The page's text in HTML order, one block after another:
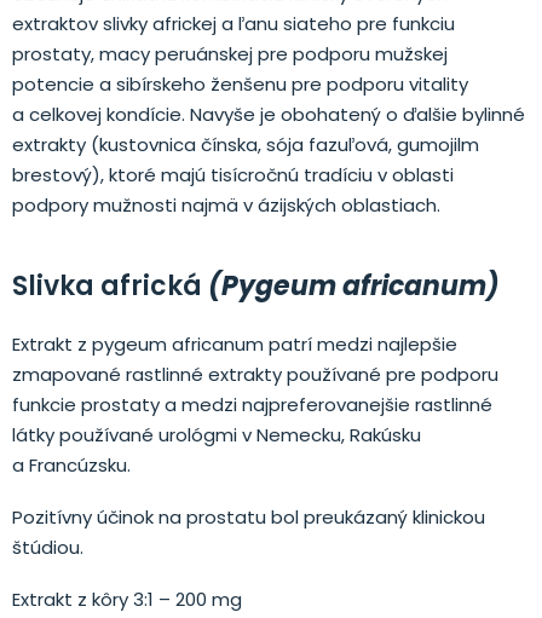
extraktov slivky africkej a ľanu siateho pre funkciu
prostaty, macy peruánskej pre podporu mužskej
potencie a sibírskeho ženšenu pre podporu vitality
a celkovej kondície. Navyše je obohatený o ďalšie bylinné
extrakty (kustovnica čínska, sója fazuľová, gumojilm
brestový), ktoré majú tisícročnú tradíciu v oblasti
podpory mužnosti najmä v ázijských oblastiach.
Slivka africká (Pygeum africanum)
Extrakt z pygeum africanum patrí medzi najlepšie
zmapované rastlinné extrakty používané pre podporu
funkcie prostaty a medzi najpreferovanejšie rastlinné
látky používané urológmi v Nemecku, Rakúsku
a Francúzsku.
Pozitívny účinok na prostatu bol preukázaný klinickou
štúdiou.
Extrakt z kôry 3:1 – 200 mg